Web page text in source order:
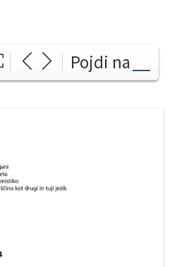
Pojdi na